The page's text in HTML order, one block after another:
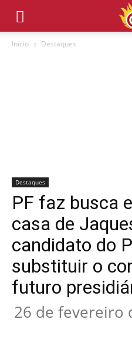
Início Destaques
Destaques
PF faz busca
casa de
candidato do
substituir o
futuro
26 de fevereiro